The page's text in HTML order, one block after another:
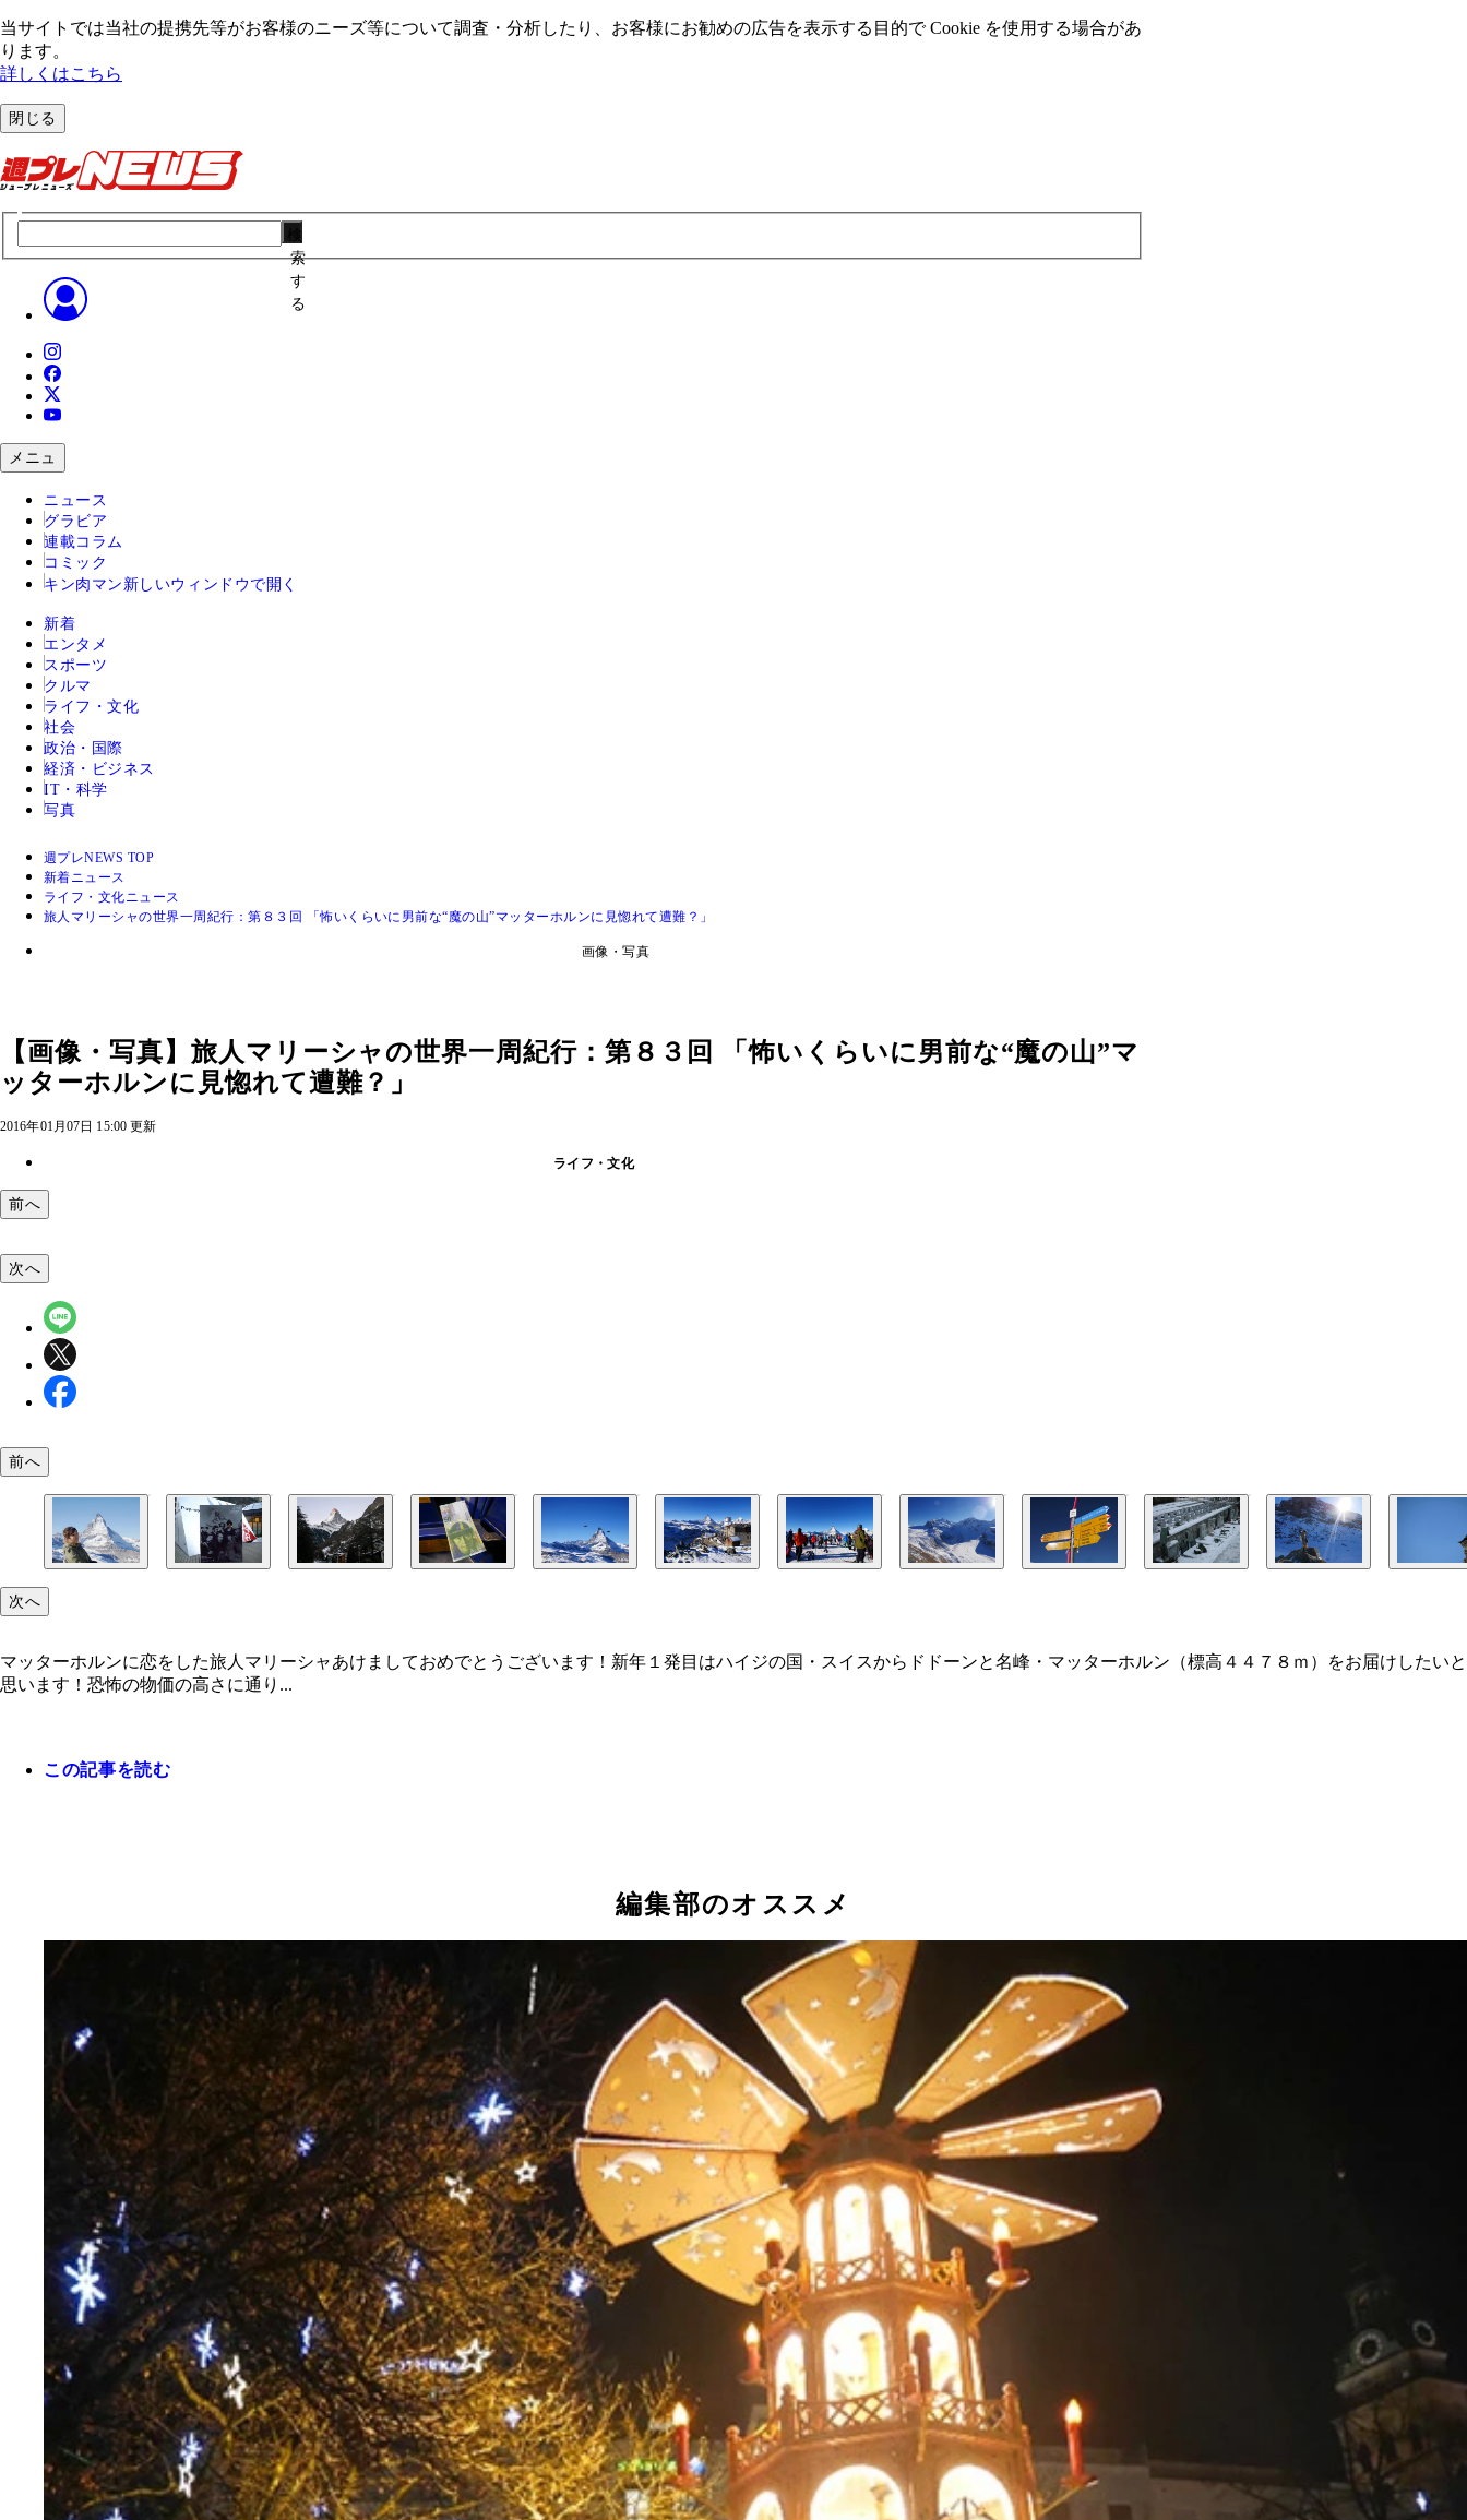
当サイトでは当社の提携先等がお客様のニーズ等について調査・分析したり、お客様にお勧めの広告を表⽰する⽬的で Cookie を使⽤する場合があ
ります。
詳しくはこちら
閉じる
索
す
る
メニュ
ニュース
グラビア
連載コラム
コミック
キン肉マン 新しいウィンドウで開く
新着
エンタメ
スポーツ
クルマ
ライフ・文化
社会
政治・国際
経済・ビジネス
IT・科学
写真
週プレNEWS TOP
新着ニュース
ライフ・文化ニュース
旅人マリーシャの世界一周紀行：第８３回 「怖いくらいに男前な“魔の山”マッターホルンに見惚れて遭難？」
画像・写真
【画像・写真】旅人マリーシャの世界一周紀行：第８３回 「怖いくらいに男前な“魔の山”マ
ッターホルンに見惚れて遭難？」
2016年01月07日 15:00 更新
ライフ・文化
前へ
マッターホルンに恋をした旅人マリーシャ
マッターホルン初登頂した７人。しかし登頂直後の下山途中で滑落事故により４人が死亡した
赤く輝くマッターホルンのモルゲンロート（朝焼け）
縦のデザインのスイスフラン紙幣。ちょっと福山似？
マッターホルンの肩・ナイフリッジがカッコイイ
登山鉄道で一気に展望台まで
マッターホルンを見ながらスキーやスノボ。私も久々に滑りたくなってきた！ヘタだけど
これが本当のモンテローザだ！ もちろん居酒屋のことではない
標識があるところも雪に覆われて道がわからない
マッターホルンで亡くなった人々のお墓。自然をなめたらいけない
足が冷たい。岩場に避難して半泣きマリーシャ
次へ
前へ
次へ
マッターホルンに恋をした旅人マリーシャあけましておめでとうございます！新年１発目はハイジの国・スイスからドドーンと名峰・マッターホルン（標高４４７８ｍ）をお届けしたいと
思います！恐怖の物価の高さに通り...
この記事を読む
編集部のオススメ